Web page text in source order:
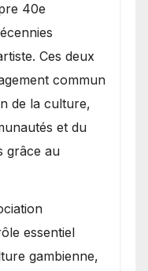
40e
Ces deux
commun
de la culture,
et du
grâce au
essentiel
gambienne,